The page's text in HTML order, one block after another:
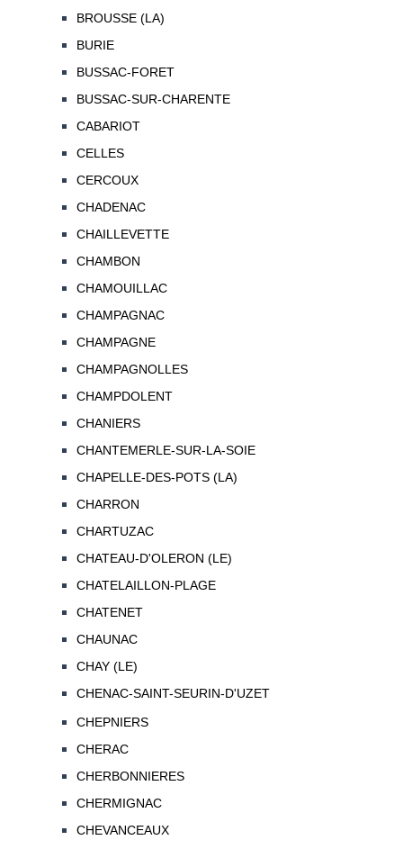
BROUSSE (LA)
BURIE
BUSSAC-FORET
BUSSAC-SUR-CHARENTE
CABARIOT
CELLES
CERCOUX
CHADENAC
CHAILLEVETTE
CHAMBON
CHAMOUILLAC
CHAMPAGNAC
CHAMPAGNE
CHAMPAGNOLLES
CHAMPDOLENT
CHANIERS
CHANTEMERLE-SUR-LA-SOIE
CHAPELLE-DES-POTS (LA)
CHARRON
CHARTUZAC
CHATEAU-D'OLERON (LE)
CHATELAILLON-PLAGE
CHATENET
CHAUNAC
CHAY (LE)
CHENAC-SAINT-SEURIN-D'UZET
CHEPNIERS
CHERAC
CHERBONNIERES
CHERMIGNAC
CHEVANCEAUX